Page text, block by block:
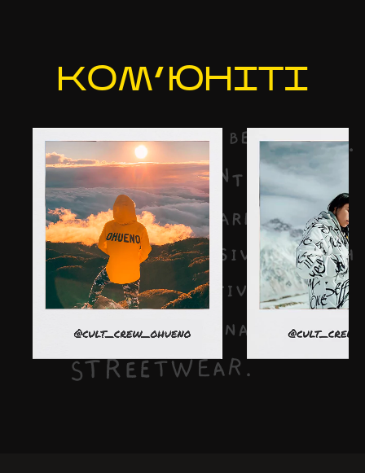
КОМ’ЮНІТІ